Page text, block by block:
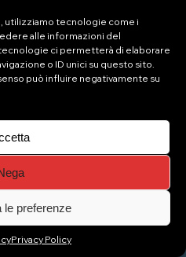
utilizziamo tecnologie come i
alle informazioni del
ci permetterà di elaborare
o ID unici su questo sito.
può influire negativamente su
le preferenze
Privacy Policy
Pizzeria Gelateria
Top
Gestisci consenso